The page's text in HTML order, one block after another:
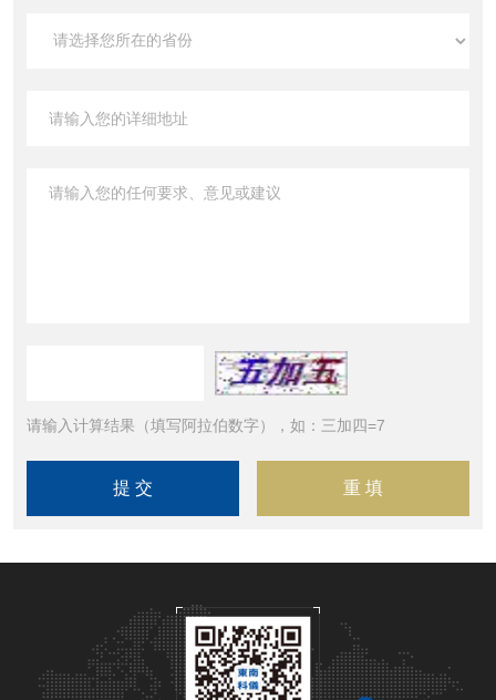
请输入计算结果（填写阿拉伯数字），如：三加四=7